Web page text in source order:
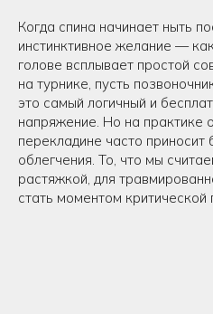
Когда спина начинает ныть
инстинктивное желание —
голове всплывает простой
на турнике, пусть
это самый логичный и
напряжение. Но на практике
перекладине часто
облегчения. То, что мы
растяжкой, для
стать моментом критической